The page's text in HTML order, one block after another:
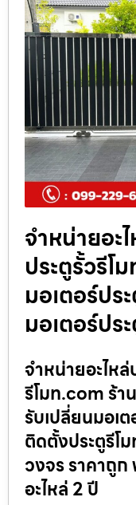
จำหน่ายอะ
ประตูรั้วรีโ
มอเตอร์ปร
มอเตอร์ปร
จำหน่ายอะไหล่
รีโมท.com ร้า
รับเปลี่ยนมอเ
ติดตั้งประตูรีโ
วงจร ราคาถูก
อะไหล่ 2 ปี